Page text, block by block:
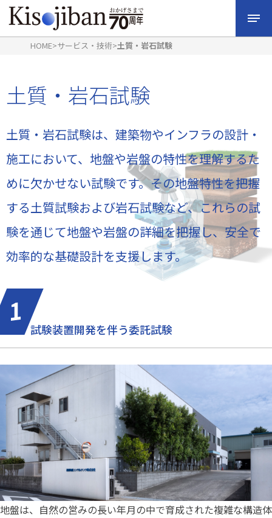
HOME>サービス・技術>土質・岩石試験
土質・岩石試験
土質・岩石試験は、建築物やインフラの設計・
施工において、地盤や岩盤の特性を理解するた
めに欠かせない試験です。その地盤特性を把握
する土質試験および岩石試験など、これらの試
験を通じて地盤や岩盤の詳細を把握し、安全で
効率的な基礎設計を支援します。
試験装置開発を伴う委託試験
地盤は、自然の営みの長い年月の中で育成された複雑な構造体